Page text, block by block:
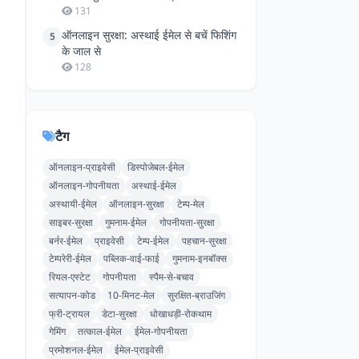
131
5 ऑनलाइन सुरक्षा: अस्थाई ईमेल से बचें फिशिंग
के जाल से
128
टैग
ऑनलाइन-प्राइवेसी
डिस्पोजेबल-ईमेल
ऑनलाइन-गोपनीयता
अस्थाई-ईमेल
अस्थायी-ईमेल
ऑनलाइन-सुरक्षा
टेम्प-मेल
साइबर-सुरक्षा
गुमनाम-ईमेल
गोपनीयता-सुरक्षा
बर्नर-ईमेल
प्राइवेसी टेम्प-ईमेल
पहचान-सुरक्षा
टेम्परेरी-ईमेल
पब्लिक-वाई-फाई
गुमनाम-इनबॉक्स
रियल-एस्टेट
गोपनीयता
स्पैम-से-बचाव
सत्यापन-कोड
10-मिनट-मेल
सुरक्षित-ब्राउजिंग
फ्री-ट्रायल
डेटा-सुरक्षा
धोखाधड़ी-रोकथाम
गेमिंग
तत्काल-ईमेल
ईमेल-गोपनीयता
प्रमोशनल-ईमेल
ईमेल-प्राइवेसी